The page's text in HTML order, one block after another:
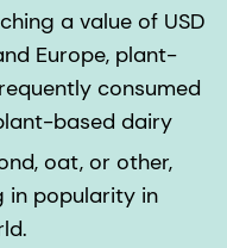
a value of USD
Europe, plant-
consumed
based dairy
oat, or other,
in popularity in